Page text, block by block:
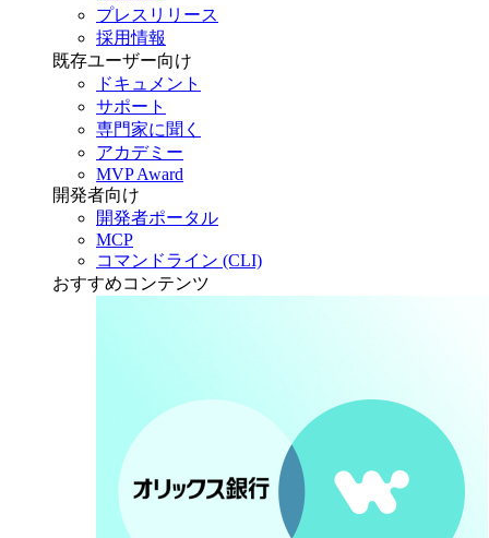
プレスリリース
採用情報
既存ユーザー向け
ドキュメント
サポート
専門家に聞く
アカデミー
MVP Award
開発者向け
開発者ポータル
MCP
コマンドライン (CLI)
おすすめコンテンツ